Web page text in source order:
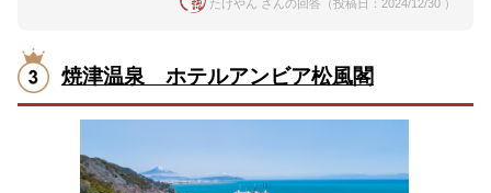
たけやん さんの回答（投稿日：2024/12/30 ）
焼津温泉 ホテルアンビア松風閣